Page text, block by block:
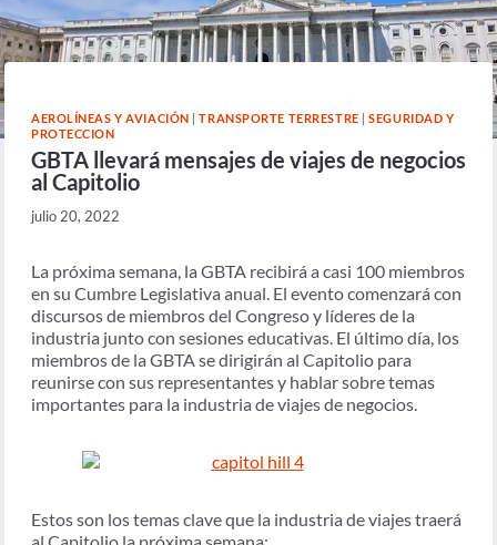
AEROLÍNEAS Y AVIACIÓN |TRANSPORTE TERRESTRE |SEGURIDAD Y
PROTECCION
GBTA llevará mensajes de viajes de negocios
al Capitolio
julio 20, 2022
La próxima semana, la GBTA recibirá a casi 100 miembros
en su Cumbre Legislativa anual. El evento comenzará con
discursos de miembros del Congreso y líderes de la
industria junto con sesiones educativas. El último día, los
miembros de la GBTA se dirigirán al Capitolio para
reunirse con sus representantes y hablar sobre temas
importantes para la industria de viajes de negocios.
Estos son los temas clave que la industria de viajes traerá
al Capitolio la próxima semana: